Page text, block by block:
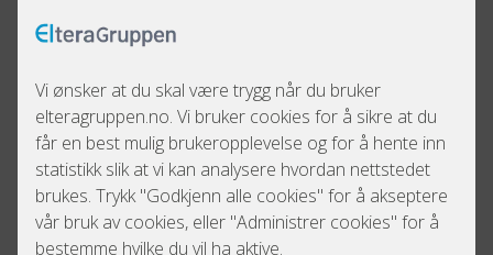
Utforsk funksjonelle og moderne boliger på
Bryne, med spesielt fokus på en arkitekttegnet
funkisbolig med spennende løsninger som LED-
striper i trapp og håndløper.